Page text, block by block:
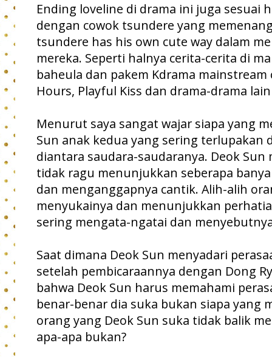
Ending loveline di drama ini juga sesuai
dengan cowok tsundere yang
tsundere has his own cute way dalam
mereka. Seperti halnya cerita-cerita di
baheula dan pakem Kdrama
Hours, Playful Kiss dan drama-drama
Menurut saya sangat wajar siapa yang
Sun anak kedua yang sering terlupakan
diantara saudara-saudaranya. Deok
tidak ragu menunjukkan seberapa
dan menganggapnya cantik. Alih-alih
menyukainya dan menunjukkan
sering mengata-ngatai dan
Saat dimana Deok Sun menyadari
setelah pembicaraannya dengan Dong
bahwa Deok Sun harus memahami
benar-benar dia suka bukan siapa yang
orang yang Deok Sun suka tidak balik
apa-apa bukan?